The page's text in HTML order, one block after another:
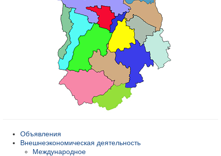
Объявления
Внешнеэкономическая деятельность
Международное